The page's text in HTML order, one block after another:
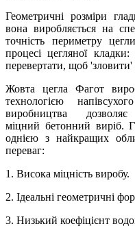
Геометричні розміри
вона виробляється на
точність периметру
процесі цегляної
перевертати, щоб 'зловити'
Жовта цегла Фагот
технологією
виробництва
міцний бетонний виріб.
однією з найкращих
переваг:
1. Висока міцність виробу.
2. Ідеальні геометричні
3. Низький коефіцієнт